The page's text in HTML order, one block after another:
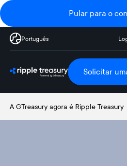
Pular para o
Português
Solicitar
A GTreasury agora é Ripple Treasury